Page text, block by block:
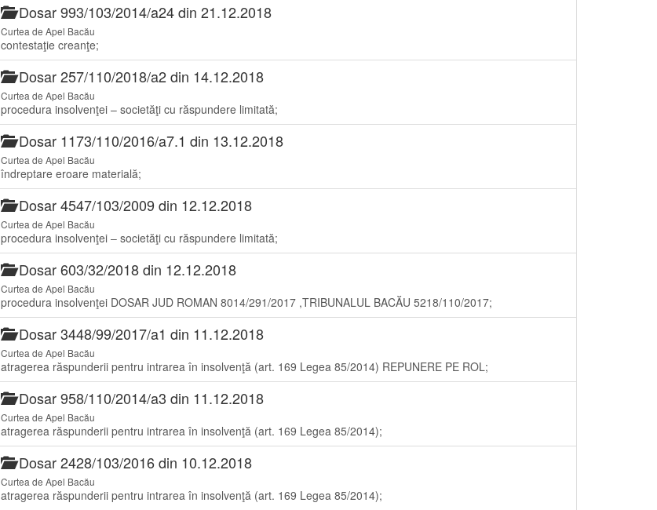
Dosar 993/103/2014/a24 din 21.12.2018
Curtea de Apel Bacău
contestaţie creanţe;
Dosar 257/110/2018/a2 din 14.12.2018
Curtea de Apel Bacău
procedura insolvenţei – societăţi cu răspundere limitată;
Dosar 1173/110/2016/a7.1 din 13.12.2018
Curtea de Apel Bacău
îndreptare eroare materială;
Dosar 4547/103/2009 din 12.12.2018
Curtea de Apel Bacău
procedura insolvenţei – societăţi cu răspundere limitată;
Dosar 603/32/2018 din 12.12.2018
Curtea de Apel Bacău
procedura insolvenţei DOSAR JUD ROMAN 8014/291/2017 ,TRIBUNALUL BACĂU 5218/110/2017;
Dosar 3448/99/2017/a1 din 11.12.2018
Curtea de Apel Bacău
atragerea răspunderii pentru intrarea în insolvenţă (art. 169 Legea 85/2014) REPUNERE PE ROL;
Dosar 958/110/2014/a3 din 11.12.2018
Curtea de Apel Bacău
atragerea răspunderii pentru intrarea în insolvenţă (art. 169 Legea 85/2014);
Dosar 2428/103/2016 din 10.12.2018
Curtea de Apel Bacău
atragerea răspunderii pentru intrarea în insolvenţă (art. 169 Legea 85/2014);